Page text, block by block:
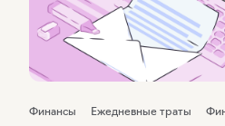
Финансы Ежедневные траты